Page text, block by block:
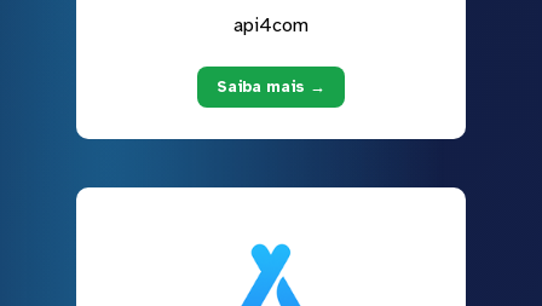
api4com
Saiba mais →